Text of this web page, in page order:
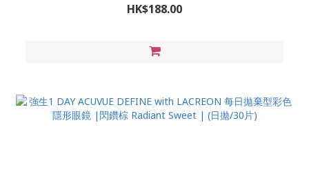
HK$188.00